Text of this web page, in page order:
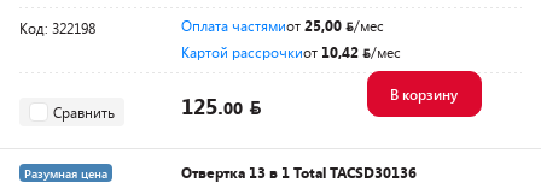
Код: 322198 Оплата частямиот25,00
/мес
Картой рассрочкиот 10,42 /мес
Сравнить 125.00
В корзину
Разумная цена
Отвертка 13 в 1 Total TACSD30136